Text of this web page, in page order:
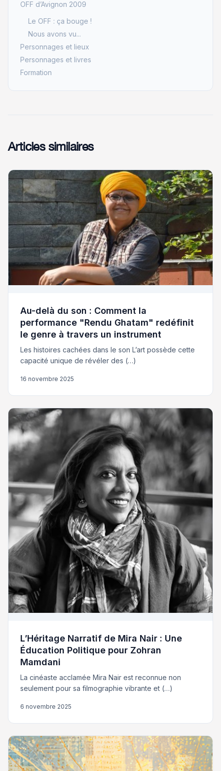
OFF d’Avignon 2009
Le OFF : ça bouge !
Nous avons vu...
Personnages et lieux
Personnages et livres
Formation
Articles similaires
Au-delà du son : Comment la
performance "Rendu Ghatam" redéfinit
le genre à travers un instrument
Les histoires cachées dans le son L’art possède cette
capacité unique de révéler des (…)
16 novembre 2025
L’Héritage Narratif de Mira Nair : Une
Éducation Politique pour Zohran
Mamdani
La cinéaste acclamée Mira Nair est reconnue non
seulement pour sa filmographie vibrante et (…)
6 novembre 2025